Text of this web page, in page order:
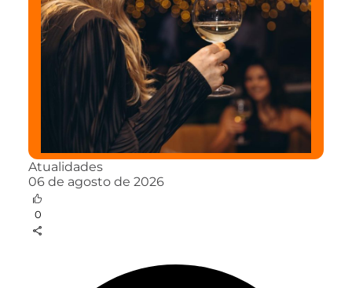
Atualidades
06 de agosto de 2026
0